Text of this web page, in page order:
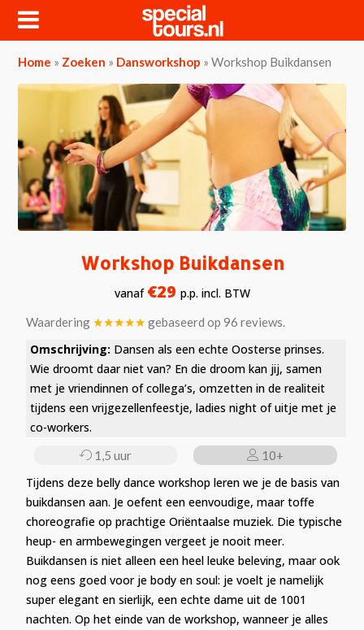
Home » Zoeken » Dansworkshop »Workshop Buikdansen
Workshop Buikdansen
vanaf €29 p.p. incl. BTW
Waardering ★★★★★gebaseerd op96reviews.
Omschrijving: Dansen als een echte Oosterse prinses.
Wie droomt daar niet van? En die droom kan jij, samen
met je vriendinnen of collega’s, omzetten in de realiteit
tijdens een vrijgezellenfeestje, ladies night of uitje met je
co-workers.
1,5 uur 10+
Tijdens deze belly dance workshop leren we je de basis van
buikdansen aan. Je oefent een eenvoudige, maar toffe
choreografie op prachtige Oriëntaalse muziek. Die typische
heup- en armbewegingen vergeet je nooit meer.
Buikdansen is niet alleen een heel leuke beleving, maar ook
nog eens goed voor je body en soul: je voelt je namelijk
super elegant en sierlijk, een echte dame uit de 1001
nachten. Op het einde van de workshop, wanneer je alles